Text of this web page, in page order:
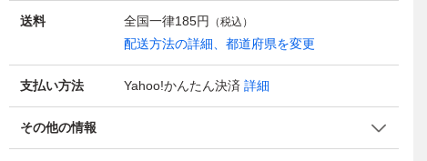
送料 全国一律185円 （税込）
配送方法の詳細、都道府県を変更
支払い方法 Yahoo!かんたん決済 詳細
その他の情報